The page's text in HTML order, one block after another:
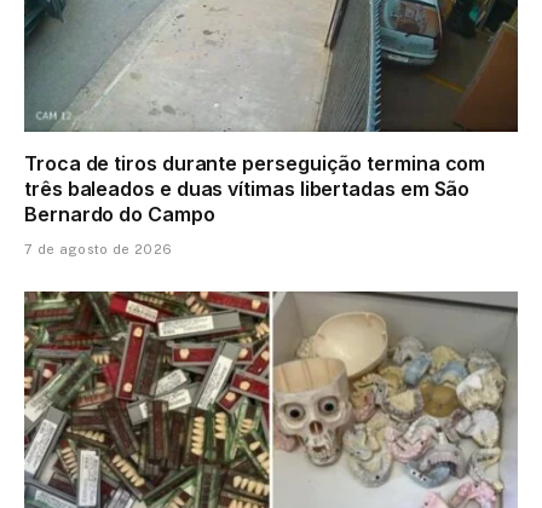
Troca de tiros durante perseguição termina com
três baleados e duas vítimas libertadas em São
Bernardo do Campo
7 de agosto de 2026